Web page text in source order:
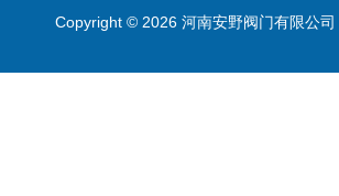
Copyright © 2026 河南安野阀门有限公司